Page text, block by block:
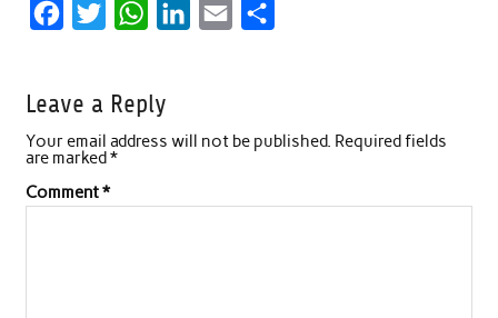
e
b
o
t
e
r
W
t
s
p
e
I
l
e
Leave a Reply
Your email address will not be published. Required fields
are marked *
Comment*